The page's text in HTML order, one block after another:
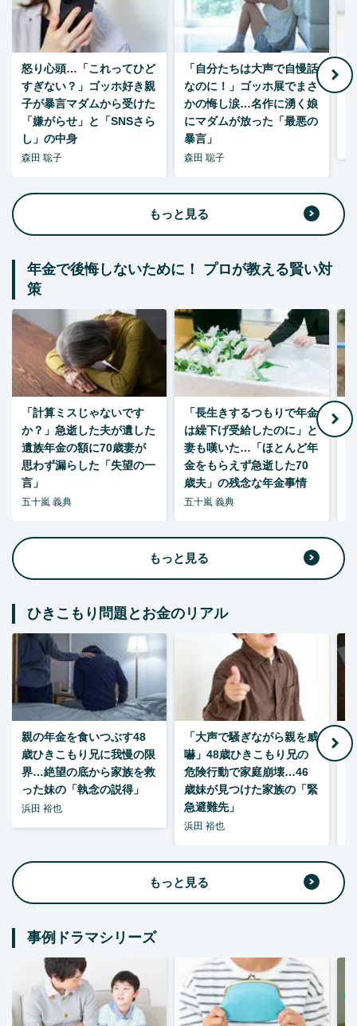
怒り心頭…「これってひど
すぎない？」ゴッホ好き親
子が暴言マダムから受けた
「嫌がらせ」と「SNSさら
し」の中身
森田 聡子
「自分たちは大声で自慢話
なのに！」ゴッホ展でまさ
かの悔し涙…名作に湧く娘
にマダムが放った「最悪の
暴言」
森田 聡子
もっと見る
年金で後悔しないために！ プロが教える賢い対
策
「計算ミスじゃないです
か？」急逝した夫が遺した
遺族年金の額に70歳妻が
思わず漏らした「失望の一
言」
五十嵐 義典
「長生きするつもりで年金
は繰下げ受給したのに」と
妻も嘆いた…「ほとんど年
金をもらえず急逝した70
歳夫」の残念な年金事情
五十嵐 義典
もっと見る
ひきこもり問題とお金のリアル
親の年金を食いつぶす48
歳ひきこもり兄に我慢の限
界…絶望の底から家族を救
った妹の「執念の説得」
浜田 裕也
「大声で騒ぎながら親を威
嚇」48歳ひきこもり兄の
危険行動で家庭崩壊…46
歳妹が見つけた家族の「緊
急避難先」
浜田 裕也
もっと見る
事例ドラマシリーズ